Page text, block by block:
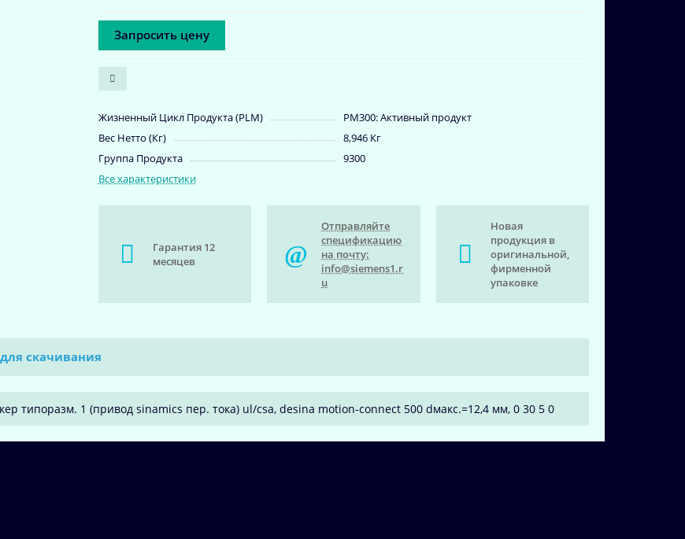
Запросить цену
Жизненный Цикл Продукта (PLM)
PM300: Активный продукт
Вес Нетто (Кг)
8,946 Кг
Группа Продукта
9300
Все характеристики
Гарантия 12
месяцев
Отправляйте
спецификацию
на почту:
info@siemens1.r
u
Новая
продукция в
оригинальной,
фирменной
упаковке
скачивания
типоразм. 1 (привод sinamics пер. тока) ul/csa, desina motion-connect 500 dмакс.=12,4 мм, 0 30 5 0